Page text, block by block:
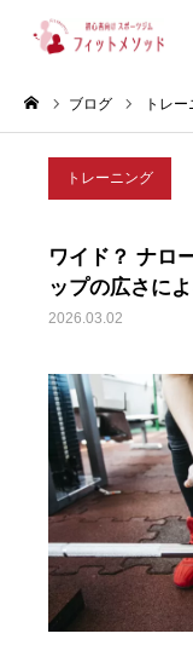
ブログ トレ
トレーニング
ワイド？ ナロ
ップの広さに
2026.03.02
見学・体
プラン・料金
お客様の声
ブログ
店舗情報
お問い合わせ・ご予約